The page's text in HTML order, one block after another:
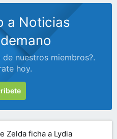
a Noticias
nuestros miembros?.
hoy.
Zelda ficha a Lydia